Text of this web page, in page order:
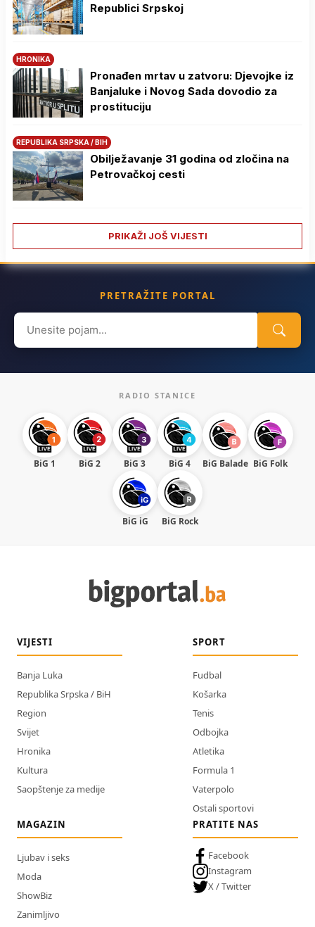
Republici Srpskoj
HRONIKA
Pronađen mrtav u zatvoru: Djevojke iz
Banjaluke i Novog Sada dovodio za
prostituciju
REPUBLIKA SRPSKA / BIH
Obilježavanje 31 godina od zločina na
Petrovačkoj cesti
PRIKAŽI JOŠ VIJESTI
PRETRAŽITE PORTAL
Search
for:
RADIO STANICE
BiG 1 BiG 2 BiG 3 BiG 4 BiG Balade BiG Folk
BiG iG BiG Rock
VIJESTI
Banja Luka
Republika Srpska / BiH
Region
Svijet
Hronika
Kultura
Saopštenje za medije
SPORT
Fudbal
Košarka
Tenis
Odbojka
Atletika
Formula 1
Vaterpolo
Ostali sportovi
MAGAZIN
Ljubav i seks
Moda
ShowBiz
Zanimljivo
PRATITE NAS
Facebook
Instagram
X / Twitter